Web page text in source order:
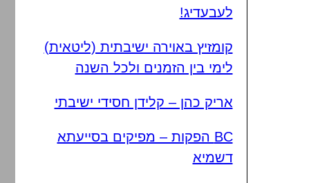
לעבעדיג!
קומזיץ באוירה ישיבתית (ליטאית)
לימי בין הזמנים ולכל השנה
אריק כהן – קלידן חסידי ישיבתי
BC הפקות – מפיקים בסייעתא
דשמיא